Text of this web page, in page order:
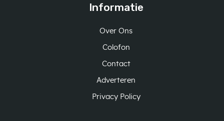
Informatie
Over Ons
Colofon
Contact
Adverteren
Privacy Policy